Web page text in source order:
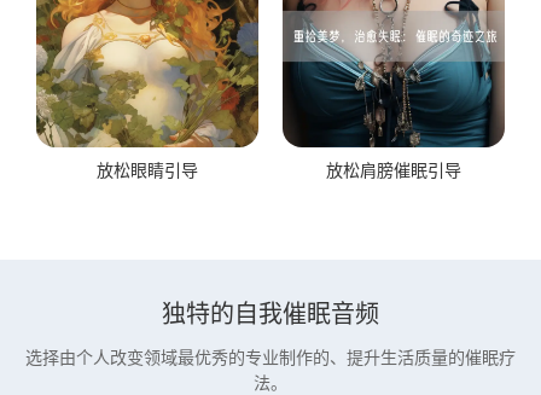
放松眼睛引导 放松肩膀催眠引导
独特的自我催眠音频
选择由个人改变领域最优秀的专业制作的、提升生活质量的催眠疗
法。